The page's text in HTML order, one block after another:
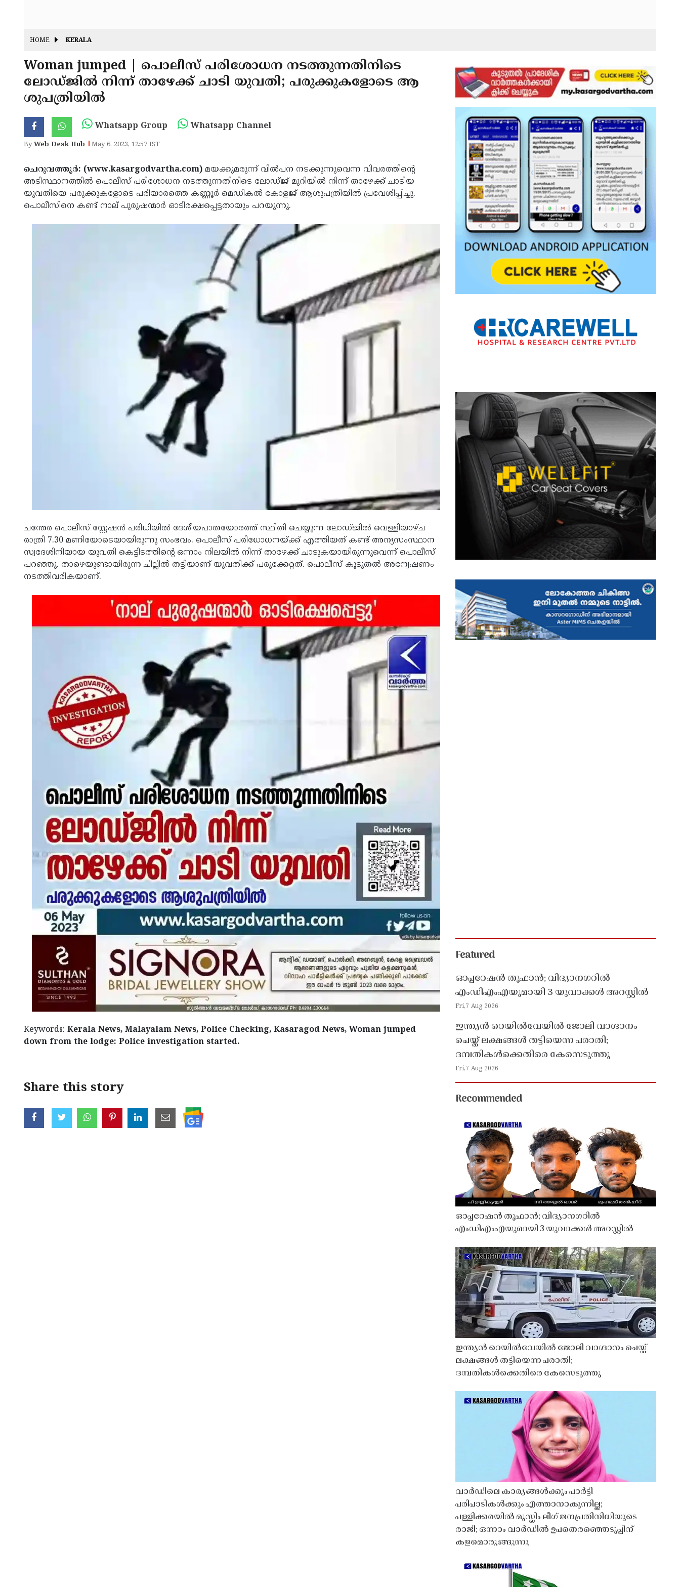
HOME KERALA
Woman jumped | പൊലീസ് പരിശോധന നടത്തുന്നതിനിടെ
ലോഡ്ജില്‍ നിന്ന് താഴേക്ക് ചാടി യുവതി; പരുക്കുകളോടെ ആ
ശുപത്രിയില്‍
Whatsapp Group Whatsapp Channel
ByWeb Desk Hub May 6, 2023, 12:57 IST
ചെറുവത്തൂര്‍: (www.kasargodvartha.com) മയക്കുമരുന്ന് വില്‍പന നടക്കുന്നുവെന്ന വിവരത്തിന്റെ
അടിസ്ഥാനത്തില്‍ പൊലീസ് പരിശോധന നടത്തുന്നതിനിടെ ലോഡ്ജ് മുറിയില്‍ നിന്ന് താഴേക്ക് ചാടിയ
യുവതിയെ പരുക്കുകളോടെ പരിയാരത്തെ കണ്ണൂര്‍ മെഡികല്‍ കോളജ് ആശുപത്രിയില്‍ പ്രവേശിപ്പിച്ചു.
പൊലീസിനെ കണ്ട് നാല് പുരുഷന്മാര്‍ ഓടിരക്ഷപ്പെട്ടതായും പറയുന്നു.
ചന്തേര പൊലീസ് സ്റ്റേഷന്‍ പരിധിയില്‍ ദേശീയപാതയോരത്ത് സ്ഥിതി ചെയ്യുന്ന ലോഡ്ജില്‍ വെള്ളിയാഴ്ച
രാത്രി 7.30 മണിയോടെയായിരുന്നു സംഭവം. പൊലീസ് പരിധോധനയ്ക്ക് എത്തിയത് കണ്ട് അന്യസംസ്ഥാന
സ്വദേശിനിയായ യുവതി കെട്ടിടത്തിന്റെ ഒന്നാം നിലയില്‍ നിന്ന് താഴേക്ക് ചാടുകയായിരുന്നുവെന്ന് പൊലീസ്
പറഞ്ഞു. താഴെയുണ്ടായിരുന്ന ചില്ലില്‍ തട്ടിയാണ് യുവതിക്ക് പരുക്കേറ്റത്. പൊലീസ് കൂടുതല്‍ അന്വേഷണം
നടത്തിവരികയാണ്.
Keywords: Kerala News, Malayalam News, Police Checking, Kasaragod News, Woman jumped
down from the lodge: Police investigation started.
Share this story
Featured
ഓപ്പറേഷൻ തൂഫാൻ; വിദ്യാനഗറിൽ
എംഡിഎംഎയുമായി 3 യുവാക്കൾ അറസ്റ്റിൽ
Fri,7 Aug 2026
ഇന്ത്യൻ റെയിൽവേയിൽ ജോലി വാഗ്ദാനം
ചെയ്ത് ലക്ഷങ്ങൾ തട്ടിയെന്ന പരാതി;
ദമ്പതികൾക്കെതിരെ കേസെടുത്തു
Fri,7 Aug 2026
Recommended
ഓപ്പറേഷൻ തൂഫാൻ; വിദ്യാനഗറിൽ
എംഡിഎംഎയുമായി 3 യുവാക്കൾ അറസ്റ്റിൽ
ഇന്ത്യൻ റെയിൽവേയിൽ ജോലി വാഗ്ദാനം ചെയ്ത്
ലക്ഷങ്ങൾ തട്ടിയെന്ന പരാതി;
ദമ്പതികൾക്കെതിരെ കേസെടുത്തു
വാർഡിലെ കാര്യങ്ങൾക്കും പാർട്ടി
പരിപാടികൾക്കും എത്താനാകുന്നില്ല;
പള്ളിക്കരയിൽ മുസ്ലിം ലീഗ് ജനപ്രതിനിധിയുടെ
രാജി; ഒന്നാം വാർഡിൽ ഉപതെരഞ്ഞെടുപ്പിന്
കളമൊരുങ്ങുന്നു